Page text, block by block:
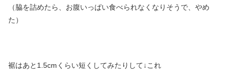
（脇を詰めたら、お腹いっぱい食べられなくなりそうで、やめ
た）
裾はあと1.5cmくらい短くしてみたりして↓これ